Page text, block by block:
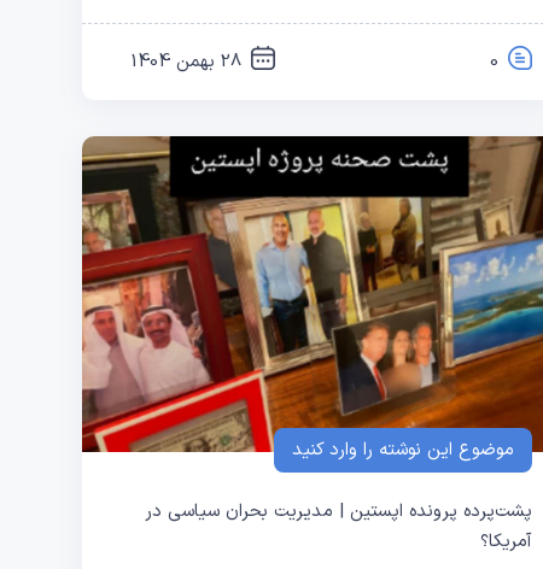
0 28 بهمن 1404
موضوع این نوشته را وارد کنید
پشت‌پرده پرونده اپستین | مدیریت بحران سیاسی در
آمریکا؟